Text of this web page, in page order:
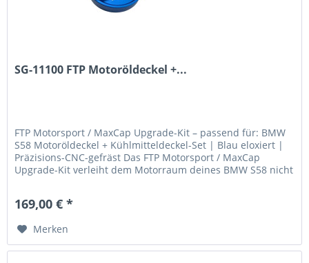
SG-11100 FTP Motoröldeckel +...
FTP Motorsport / MaxCap Upgrade-Kit – passend für: BMW
S58 Motoröldeckel + Kühlmitteldeckel-Set | Blau eloxiert |
Präzisions-CNC-gefräst Das FTP Motorsport / MaxCap
Upgrade-Kit verleiht dem Motorraum deines BMW S58 nicht
169,00 € *
Merken